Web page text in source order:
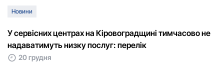
Новини
У сервісних центрах на Кіровоградщині тимчасово не
надаватимуть низку послуг: перелік
20 грудня